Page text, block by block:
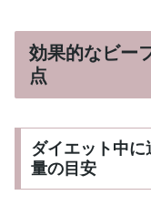
効果的なビー
点
ダイエット中
量の目安